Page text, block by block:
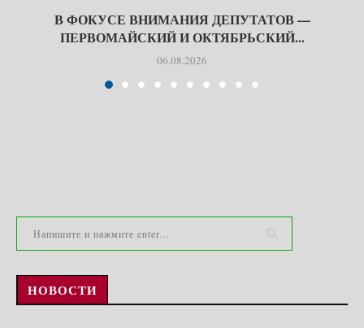
В ФОКУСЕ ВНИМАНИЯ ДЕПУТАТОВ —
ПЕРВОМАЙСКИЙ И ОКТЯБРЬСКИЙ...
06.08.2026
НОВОСТИ